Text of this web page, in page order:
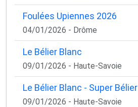
Foulées Upiennes 2026
04/01/2026 - Drôme
Le Bélier Blanc
09/01/2026 - Haute-Savoie
Le Bélier Blanc - Super Bélier
09/01/2026 - Haute-Savoie